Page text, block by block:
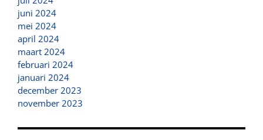
juni 2024
mei 2024
april 2024
maart 2024
februari 2024
januari 2024
december 2023
november 2023